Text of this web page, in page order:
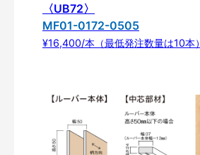
〈UB72〉
MF01-0172-0505
¥16,400/本（最低発注数量は10本）